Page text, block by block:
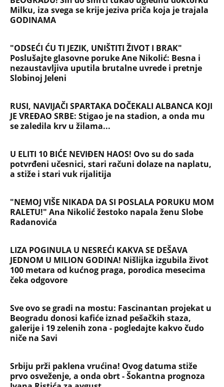
Milku, iza svega se krije jeziva priča koja je trajala
GODINAMA
"ODSEĆI ĆU TI JEZIK, UNIŠTITI ŽIVOT I BRAK"
Poslušajte glasovne poruke Ane Nikolić: Besna i
nezaustavljiva uputila brutalne uvrede i pretnje
Slobinoj Jeleni
RUSI, NAVIJAČI SPARTAKA DOČEKALI ALBANCA KOJI
JE VREĐAO SRBE: Stigao je na stadion, a onda mu
se zaledila krv u žilama...
U ELITI 10 BIĆE NEVIĐEN HAOS! Ovo su do sada
potvrđeni učesnici, stari računi dolaze na naplatu,
a stiže i stari vuk rijalitija
"NEMOJ VIŠE NIKADA DA SI POSLALA PORUKU MOM
RALETU!" Ana Nikolić žestoko napala ženu Slobe
Radanovića
LIZA POGINULA U NESREĆI KAKVA SE DEŠAVA
JEDNOM U MILION GODINA! Nišlijka izgubila život
100 metara od kućnog praga, porodica mesecima
čeka odgovore
Sve ovo se gradi na mostu: Fascinantan projekat u
Beogradu donosi kafiće iznad pešačkih staza,
galerije i 19 zelenih zona - pogledajte kakvo čudo
niče na Savi
Srbiju prži paklena vrućina! Ovog datuma stiže
prvo osveženje, a onda obrt - Šokantna prognoza